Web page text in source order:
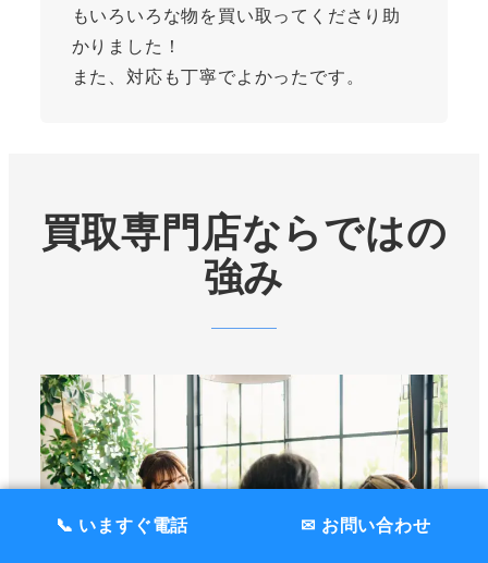
もいろいろな物を買い取ってくださり助
かりました！
また、対応も丁寧でよかったです。
買取専門店ならではの
強み
📞 いますぐ電話 ✉ お問い合わせ